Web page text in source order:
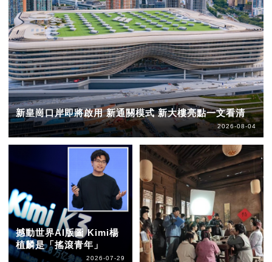
新皇崗口岸即將啟用 新通關模式 新大樓亮點一文看清
2026-08-04
撼動世界AI版圖 Kimi楊
植麟是「搖滾青年」
2026-07-29